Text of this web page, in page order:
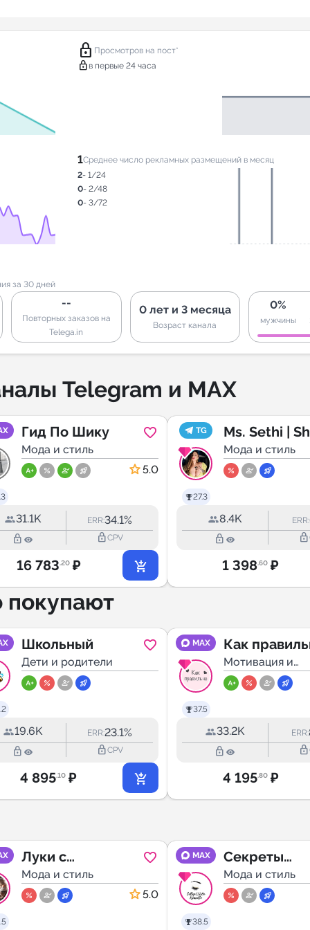
lock Просмотров на пост*
lock в первые 24 часа
1Среднее число рекламных размещений в месяц
2- 1/24
0- 2/48
0- 3/72
за 30 дней
--
Повторных заказов на
Telega.in
0 лет и 3 месяца
Возраст канала
0%
мужчины
Telegram и MAX
Гид По Шику
Мода и стиль
5.0
31.1K ERR:34.1%
lock_outline lock_outlineCPV
16 783.20 ₽
TG
27.3
Ms. Sethi |
Sethi
Мода и стиль
8.4K ERR:
lock_outline lock_outline
1 398.60 ₽
покупают
Школьный
Дети и родители
19.6K ERR:23.1%
lock_outline lock_outlineCPV
4 895.10 ₽
MAX
37.5
Как
Мотивация и
саморазвитие
33.2K ERR:
lock_outline lock_outline
4 195.80 ₽
Луки с
маркетплейсов
Мода и стиль
5.0
MAX
38.5
Секреты
красоты
Мода и стиль